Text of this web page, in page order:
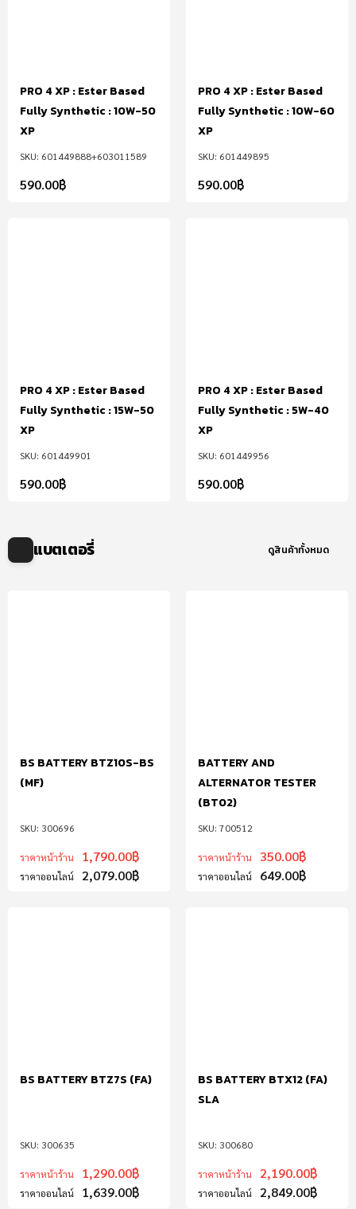
601449888+603011589
PRO 4 XP : Ester Based
Fully Synthetic : 10W-50
XP
590.00฿
601449895
PRO 4 XP : Ester Based
Fully Synthetic : 10W-60
XP
590.00฿
601449901
PRO 4 XP : Ester Based
Fully Synthetic : 15W-50
XP
590.00฿
601449956
PRO 4 XP : Ester Based
Fully Synthetic : 5W-40
XP
590.00฿
แบตเตอรี่ ดูสินค้าทั้งหมด
300696
BS BATTERY BTZ10S-BS
(MF)
ราคาหน้าร้าน 1,790.00฿
ราคาออนไลน์ 2,079.00฿
700512
BATTERY AND
ALTERNATOR TESTER
(BT02)
ราคาหน้าร้าน 350.00฿
ราคาออนไลน์ 649.00฿
300635
BS BATTERY BTZ7S (FA)
ราคาหน้าร้าน 1,290.00฿
ราคาออนไลน์ 1,639.00฿
300680
BS BATTERY BTX12 (FA)
SLA
ราคาหน้าร้าน 2,190.00฿
ราคาออนไลน์ 2,849.00฿